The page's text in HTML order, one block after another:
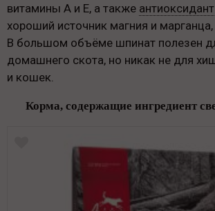
витамины А и Е, а также антиоксидант
хороший источник магния и
В большом объёме шпинат полезен
домашнего скота, но никак не для
и кошек.
Корма, содержащие ингредиент